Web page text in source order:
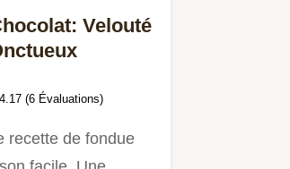
Velouté
4.17 (6 Évaluations)
recette de fondue